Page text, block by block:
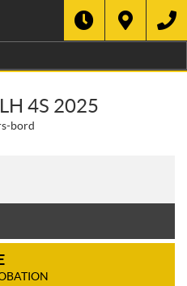
4S 2025
bord